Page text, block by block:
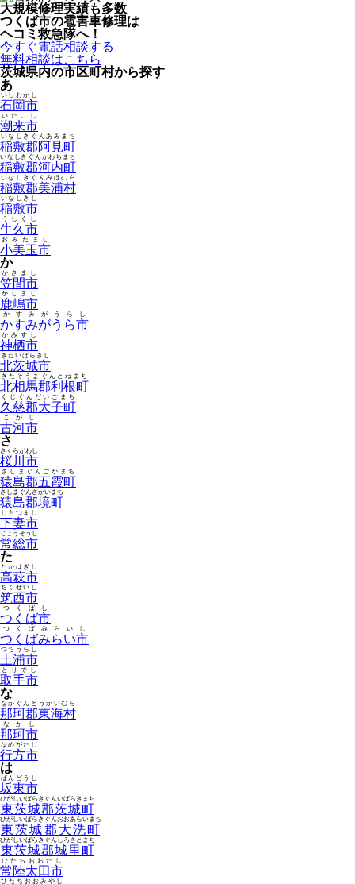
大規模修理実績も多数
つくば市の雹害車修理は
ヘコミ救急隊へ！
今すぐ電話相談する
無料相談はこちら
茨城県内の市区町村から探す
あ
石岡市
いしおかし
潮来市
いたこし
稲敷郡阿見町
いなしきぐんあみまち
稲敷郡河内町
いなしきぐんかわちまち
稲敷郡美浦村
いなしきぐんみほむら
稲敷市
いなしきし
牛久市
うしくし
小美玉市
おみたまし
か
笠間市
かさまし
鹿嶋市
かしまし
かすみがうら市
かすみがうらし
神栖市
かみすし
北茨城市
きたいばらきし
北相馬郡利根町
きたそうまぐんとねまち
久慈郡大子町
くじぐんだいごまち
古河市
こがし
さ
桜川市
さくらがわし
猿島郡五霞町
さしまぐんごかまち
猿島郡境町
さしまぐんさかいまち
下妻市
しもつまし
常総市
じょうそうし
た
高萩市
たかはぎし
筑西市
ちくせいし
つくば市
つくばし
つくばみらい市
つくばみらいし
土浦市
つちうらし
取手市
とりでし
な
那珂郡東海村
なかぐんとうかいむら
那珂市
なかし
行方市
なめがたし
は
坂東市
ばんどうし
東茨城郡茨城町
ひがしいばらきぐんいばらきまち
東茨城郡大洗町
ひがしいばらきぐんおおあらいまち
東茨城郡城里町
ひがしいばらきぐんしろさとまち
常陸太田市
ひたちおおたし
ひたちおおみやし